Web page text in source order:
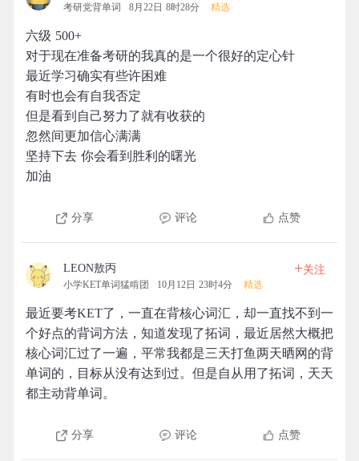
考研党背单词 8月22日 8时28分 精选
六级 500+
对于现在准备考研的我真的是一个很好的定心针
最近学习确实有些许困难
有时也会有自我否定
但是看到自己努力了就有收获的
忽然间更加信心满满
坚持下去 你会看到胜利的曙光
加油
分享 评论 点赞
LEON敖丙
小学KET单词猛啃团 10月12日 23时4分 精选
+关注
最近要考KET了，一直在背核心词汇，却一直找不到一
个好点的背词方法，知道发现了拓词，最近居然大概把
核心词汇过了一遍，平常我都是三天打鱼两天晒网的背
单词的，目标从没有达到过。但是自从用了拓词，天天
都主动背单词。
分享 评论 点赞